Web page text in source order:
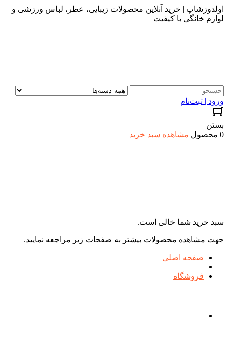
اولدوزشاپ | خرید آنلاین محصولات زیبایی، عطر، لباس ورزشی و
لوازم خانگی با کیفیت
ورود | ثبت‌نام
بستن
0 محصول
مشاهده سبد خرید
سبد خرید شما خالی است.
جهت مشاهده محصولات بیشتر به صفحات زیر مراجعه نمایید.
صفحه اصلی
فروشگاه